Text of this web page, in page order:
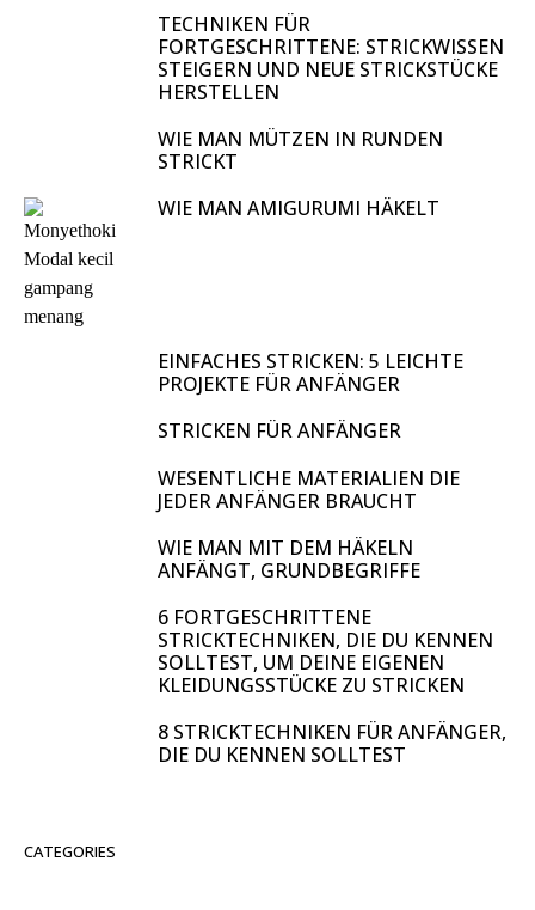
TECHNIKEN FÜR
FORTGESCHRITTENE: STRICKWISSEN
STEIGERN UND NEUE STRICKSTÜCKE
HERSTELLEN
WIE MAN MÜTZEN IN RUNDEN
STRICKT
WIE MAN AMIGURUMI HÄKELT
EINFACHES STRICKEN: 5 LEICHTE
PROJEKTE FÜR ANFÄNGER
STRICKEN FÜR ANFÄNGER
WESENTLICHE MATERIALIEN DIE
JEDER ANFÄNGER BRAUCHT
WIE MAN MIT DEM HÄKELN
ANFÄNGT, GRUNDBEGRIFFE
6 FORTGESCHRITTENE
STRICKTECHNIKEN, DIE DU KENNEN
SOLLTEST, UM DEINE EIGENEN
KLEIDUNGSSTÜCKE ZU STRICKEN
8 STRICKTECHNIKEN FÜR ANFÄNGER,
DIE DU KENNEN SOLLTEST
CATEGORIES